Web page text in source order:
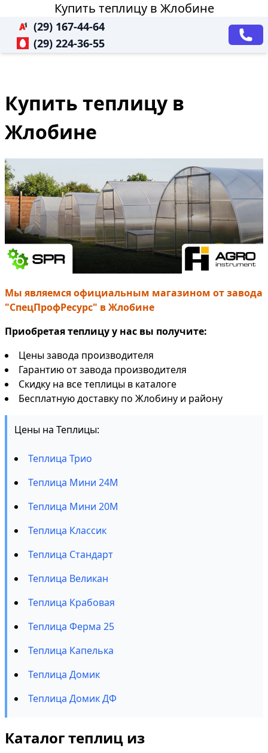
Купить теплицу в Жлобине
(29) 167-44-64
(29) 224-36-55
Купить теплицу в
Жлобине
Мы являемся официальным магазином от завода
"СпецПрофРесурс" в Жлобине
Приобретая теплицу у нас вы получите:
Цены завода производителя
Гарантию от завода производителя
Скидку на все теплицы в каталоге
Бесплатную доставку по Жлобину и району
Цены на Теплицы:
Теплица Трио
Теплица Мини 24М
Теплица Мини 20М
Теплица Классик
Теплица Стандарт
Теплица Великан
Теплица Крабовая
Теплица Ферма 25
Теплица Капелька
Теплица Домик
Теплица Домик ДФ
Каталог теплиц из